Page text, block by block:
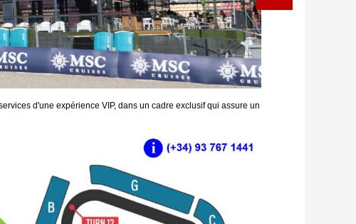
d'une expérience VIP, dans un cadre exclusif qui assure un